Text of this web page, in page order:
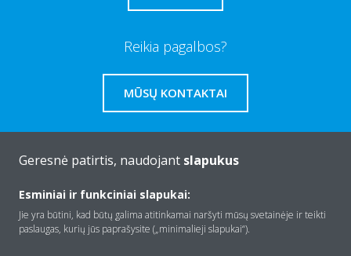
Reikia pagalbos?
MŪSŲ KONTAKTAI
Apie Daikin
Geresnė patirtis, naudojant slapukus
Esminiai ir funkciniai slapukai:
Jie yra būtini, kad būtų galima atitinkamai naršyti mūsų svetainėje ir teikti
paslaugas, kurių jūs paprašysite („minimalieji slapukai“).